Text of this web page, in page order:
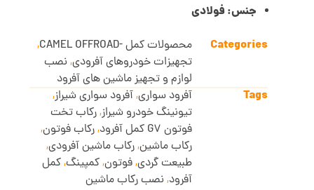
جنس: فولادی
Categories
محصولات کمل -CAMEL OFFROAD
,
تجهیزات خودروهای آفرودی, نصب
لوازم و تجهیز ماشین های آفرود
Tags آفرود سواری,آفرود سواری شیراز,
تیونینگ خودرو شیراز,رکاب تخت
فوتون G7 کمل آفرود
,رکاب فوتون,
رکاب ماشین,رکاب ماشین آفرودی,
طبیعت گردی,فوتون,کمپینگ,کمل
آفرود, نصب رکاب ماشین